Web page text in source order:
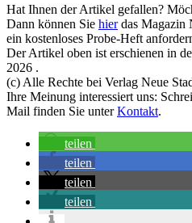
Hat Ihnen der Artikel gefallen?
Dann können Sie hierdas Magazin
ein kostenloses Probe-Heft
Der Artikel oben ist erschienen in
2026 .
(c) Alle Rechte bei Verlag Neue
Ihre Meinung interessiert uns:
Mail finden Sie unterKontakt.
teilen
teilen
teilen
teilen